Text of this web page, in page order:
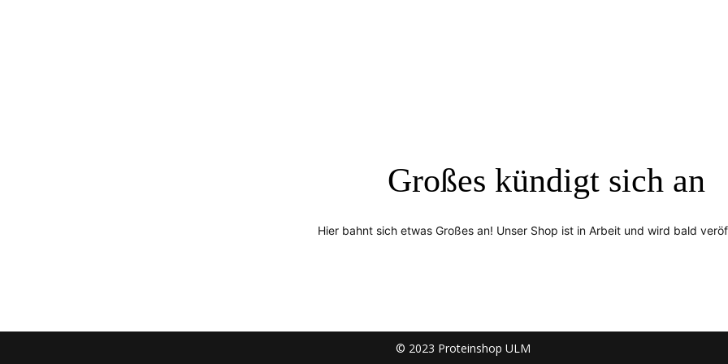
Großes kündigt sich an
Hier bahnt sich etwas Großes an! Unser Shop ist in Arbeit und wird bald
© 2023 Proteinshop ULM